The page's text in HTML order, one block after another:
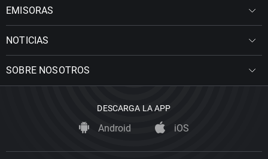
EMISORAS
NOTICIAS
SOBRE NOSOTROS
DESCARGA LA APP
Android iOS